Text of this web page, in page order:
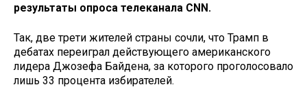
результаты опроса телеканала CNN.
Так, две трети жителей страны сочли, что Трамп в
дебатах переиграл действующего американского
лидера Джозефа Байдена, за которого проголосовало
лишь 33 процента избирателей.